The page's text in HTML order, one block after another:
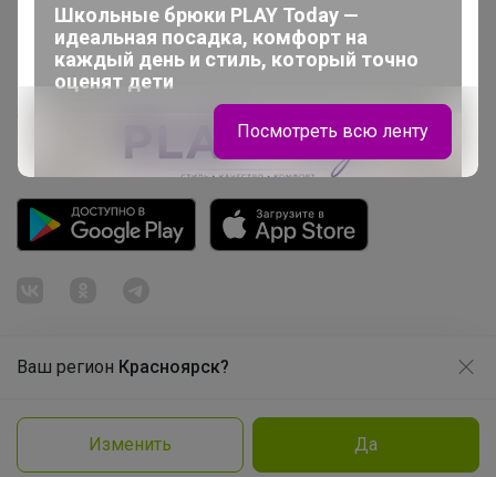
Ваш регион Красноярск?
Изменить Да
Picabox.ru - Лучшее место для ваших изображений
Розыгрыш - Генератор случайных чисел
Пульс нашего маркетплейса
Политика конфиденциальности
Cоглашение пользователя
Школьные брюки PLAY Today —
идеальная посадка, комфорт на
каждый день и стиль, который точно
оценят дети
Посмотреть всю ленту
Продолжая использовать этот сайт и нажимая кнопку
Принять